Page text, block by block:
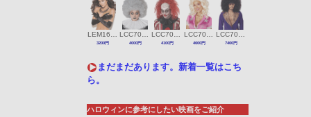
LEM1600
3200円
LCC70965
4000円
LCC70944
4100円
LCC7026-065
4600円
LCC70217
7400円
まだまだあります。新着一覧はこち
ら。
ハロウィンに参考にしたい映画をご紹介